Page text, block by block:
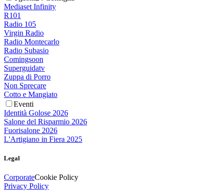
Mediaset Infinity
R101
Radio 105
Virgin Radio
Radio Montecarlo
Radio Subasio
Comingsoon
Superguidatv
Zuppa di Porro
Non Sprecare
Cotto e Mangiato
Eventi
Identità Golose 2026
Salone del Risparmio 2026
Fuorisalone 2026
L'Artigiano in Fiera 2025
Legal
CorporateCookie Policy
Privacy Policy